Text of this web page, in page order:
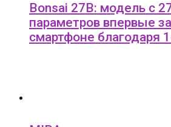
Bonsai 27B: модель с
параметров впервые
смартфоне благодаря